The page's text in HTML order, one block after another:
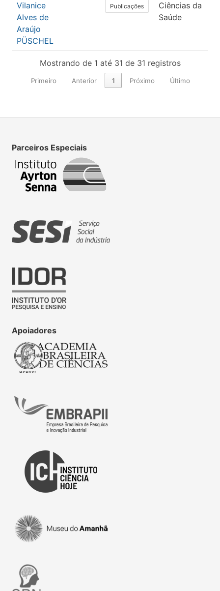
Vilanice
Alves de
Araújo
PÜSCHEL
Publicações
Ciências da
Saúde
Mostrando de 1 até 31 de 31 registros
Primeiro Anterior 1 Próximo Último
Parceiros Especiais
Apoiadores